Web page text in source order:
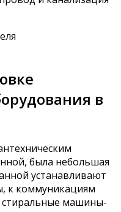
в
была небольшая
устанавливают
к коммуникациям
машины-